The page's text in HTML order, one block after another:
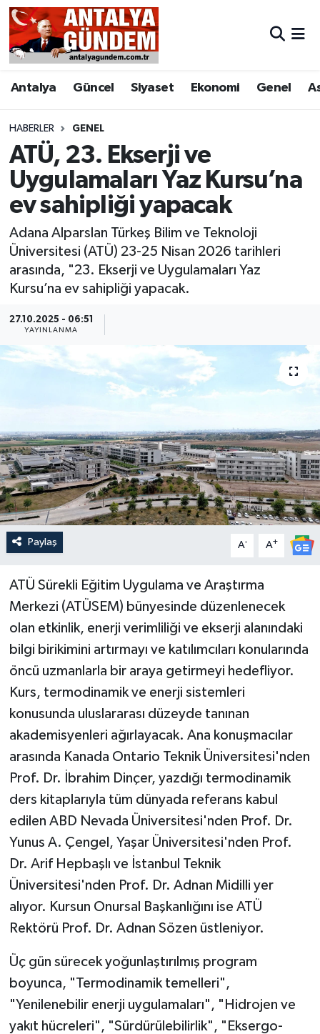
Antalya Güncel Siyaset Ekonomi Genel
HABERLER GENEL
ATÜ, 23. Ekserji ve
Uygulamaları Yaz Kursu’na
ev sahipliği yapacak
Adana Alparslan Türkeş Bilim ve Teknoloji
Üniversitesi (ATÜ) 23-25 Nisan 2026 tarihleri
arasında, "23. Ekserji ve Uygulamaları Yaz
Kursu’na ev sahipliği yapacak.
27.10.2025 - 06:51
YAYINLANMA
Paylaş A- A+
ATÜ Sürekli Eğitim Uygulama ve Araştırma
Merkezi (ATÜSEM) bünyesinde düzenlenecek
olan etkinlik, enerji verimliliği ve ekserji alanındaki
bilgi birikimini artırmayı ve katılımcıları konularında
öncü uzmanlarla bir araya getirmeyi hedefliyor.
Kurs, termodinamik ve enerji sistemleri
konusunda uluslararası düzeyde tanınan
akademisyenleri ağırlayacak. Ana konuşmacılar
arasında Kanada Ontario Teknik Üniversitesi'nden
Prof. Dr. İbrahim Dinçer, yazdığı termodinamik
ders kitaplarıyla tüm dünyada referans kabul
edilen ABD Nevada Üniversitesi'nden Prof. Dr.
Yunus A. Çengel, Yaşar Üniversitesi'nden Prof.
Dr. Arif Hepbaşlı ve İstanbul Teknik
Üniversitesi'nden Prof. Dr. Adnan Midilli yer
alıyor. Kursun Onursal Başkanlığını ise ATÜ
Rektörü Prof. Dr. Adnan Sözen üstleniyor.
Üç gün sürecek yoğunlaştırılmış program
boyunca, "Termodinamik temelleri",
"Yenilenebilir enerji uygulamaları", "Hidrojen ve
yakıt hücreleri", "Sürdürülebilirlik", "Eksergo-
Antalya
Asayiş
Bilim & Teknoloji
Bölge
EĞİTİM
Ekonomi
Genel
Güncel
Kültür & Sanat
Resmi İlan
Sağlık & Yaşam
Siyaset
Antalya Nöbetçi Eczaneler
Antalya Hava Durumu
Antalya Namaz Vakitleri
Antalya Trafik Yoğunluk Haritası
Süper Lig Puan Durumu ve Fikstür
Tüm Manşetler
Son Dakika Haberleri